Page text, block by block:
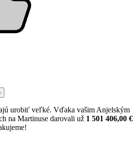
urobiť veľké. Vďaka vašim Anjelským
na Martinuse darovali už 1 501 406,00 €